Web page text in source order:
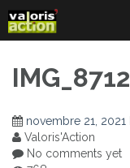
to
content
IMG_8712
novembre 21, 2021
Valoris'Action
No comments yet